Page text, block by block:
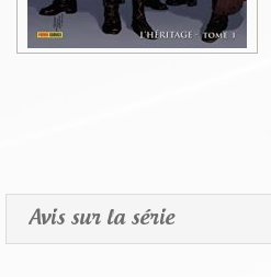
Avis sur la série